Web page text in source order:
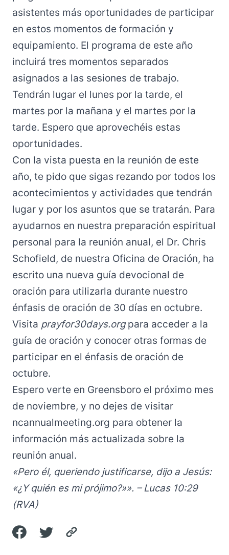
asistentes más oportunidades de participar
en estos momentos de formación y
equipamiento. El programa de este año
incluirá tres momentos separados
asignados a las sesiones de trabajo.
Tendrán lugar el lunes por la tarde, el
martes por la mañana y el martes por la
tarde. Espero que aprovechéis estas
oportunidades.
Con la vista puesta en la reunión de este
año, te pido que sigas rezando por todos los
acontecimientos y actividades que tendrán
lugar y por los asuntos que se tratarán. Para
ayudarnos en nuestra preparación espiritual
personal para la reunión anual, el Dr. Chris
Schofield, de nuestra Oficina de Oración, ha
escrito una nueva guía devocional de
oración para utilizarla durante nuestro
énfasis de oración de 30 días en octubre.
Visita prayfor30days.orgpara acceder a la
guía de oración y conocer otras formas de
participar en el énfasis de oración de
octubre.
Espero verte en Greensboro el próximo mes
de noviembre, y no dejes de visitar
ncannualmeeting.org para obtener la
información más actualizada sobre la
reunión anual.
«Pero él, queriendo justificarse, dijo a Jesús:
«¿Y quién es mi prójimo?»». – Lucas 10:29
(RVA)